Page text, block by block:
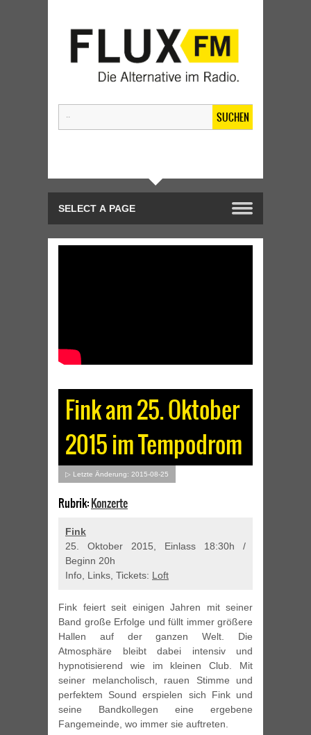
SUCHEN
Fink am 25. Oktober
2015 im Tempodrom
▷ Letzte Änderung: 2015-08-25
Rubrik:Konzerte
Fink
25. Oktober 2015, Einlass 18:30h /
Beginn 20h
Info, Links, Tickets: Loft
Fink feiert seit einigen Jahren mit seiner
Band große Erfolge und füllt immer größere
Hallen auf der ganzen Welt. Die
Atmosphäre bleibt dabei intensiv und
hypnotisierend wie im kleinen Club. Mit
seiner melancholisch, rauen Stimme und
perfektem Sound erspielen sich Fink und
seine Bandkollegen eine ergebene
Fangemeinde, wo immer sie auftreten.